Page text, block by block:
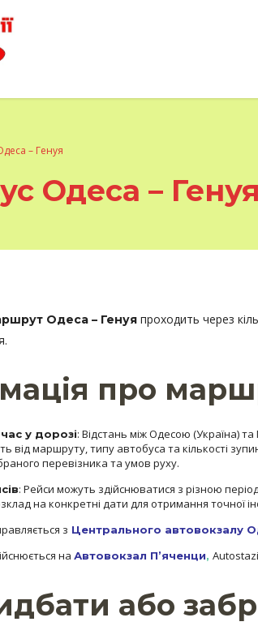
– Генуя
Одеса – Генуя
Одеса – Генуя проходить через
про
у дорозі: Відстань між Одесою (Україна)
від маршруту, типу автобуса та кількості
перевізника та умов руху.
: Рейси можуть здійснюватися з різною
на конкретні дати для отримання точної
з Центрального автовокзалу
на Автовокзал П’яченци,
або